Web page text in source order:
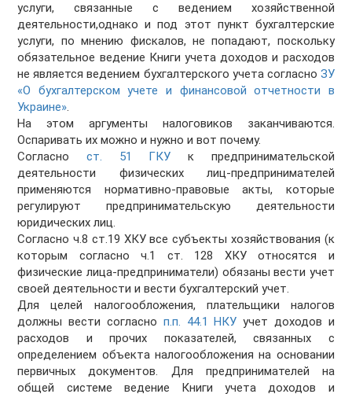
услуги, связанные с ведением хозяйственной
деятельности,однако и под этот пункт бухгалтерские
услуги, по мнению фискалов, не попадают, поскольку
обязательное ведение Книги учета доходов и расходов
не является ведением бухгалтерского учета согласно ЗУ
«О бухгалтерском учете и финансовой отчетности в
Украине».
На этом аргументы налоговиков заканчиваются.
Оспаривать их можно и нужно и вот почему.
Согласност. 51 ГКУ к предпринимательской
деятельности физических лиц-предпринимателей
применяются нормативно-правовые акты, которые
регулируют предпринимательскую деятельности
юридических лиц.
Согласно ч.8 ст.19 ХКУ все субъекты хозяйствования (к
которым согласно ч.1 ст. 128 ХКУ относятся и
физические лица-предприниматели) обязаны вести учет
своей деятельности и вести бухгалтерский учет.
Для целей налогообложения, плательщики налогов
должны вести согласно п.п. 44.1 НКУ учет доходов и
расходов и прочих показателей, связанных с
определением объекта налогообложения на основании
первичных документов. Для предпринимателей на
общей системе ведение Книги учета доходов и